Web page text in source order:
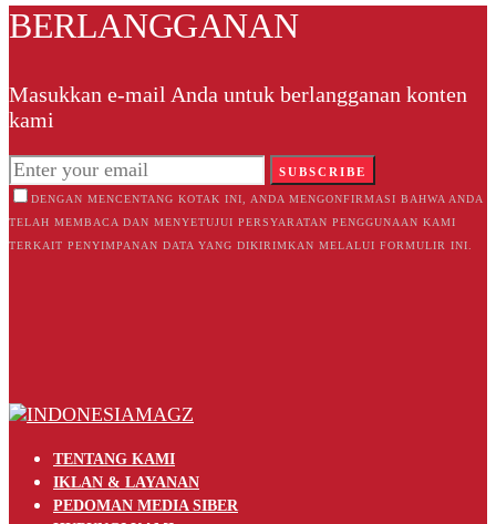
BERLANGGANAN
Masukkan e-mail Anda untuk berlangganan konten
kami
SUBSCRIBE
DENGAN MENCENTANG KOTAK INI, ANDA MENGONFIRMASI BAHWA ANDA
TELAH MEMBACA DAN MENYETUJUI PERSYARATAN PENGGUNAAN KAMI
TERKAIT PENYIMPANAN DATA YANG DIKIRIMKAN MELALUI FORMULIR INI.
TENTANG KAMI
IKLAN & LAYANAN
PEDOMAN MEDIA SIBER